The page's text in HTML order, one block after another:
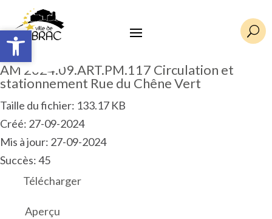
Ouvrir la barre d’outils U
AM 2024.09.ART.PM.117 Circulation et
stationnement Rue du Chêne Vert
Taille du fichier: 133.17 KB
Créé: 27-09-2024
Mis à jour: 27-09-2024
Succès: 45
Télécharger
Aperçu
Ouvrir la barre d’outils